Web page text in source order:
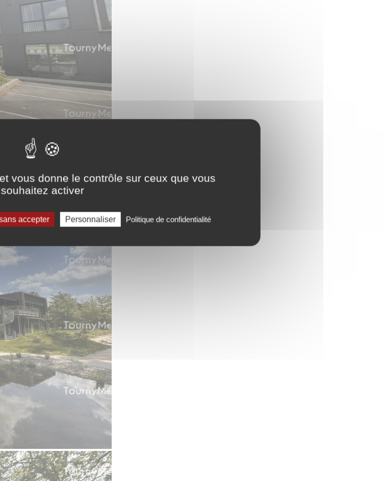
vous donne le contrôle sur ceux que vous
souhaitez activer
accepter Personnaliser Politique de confidentialité